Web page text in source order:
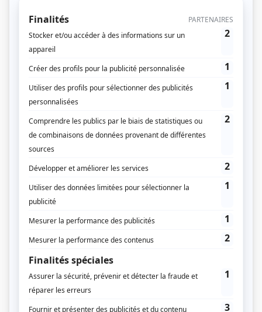
Feuilleter un aperçu du numéro
Supplément
Choose Paris Region